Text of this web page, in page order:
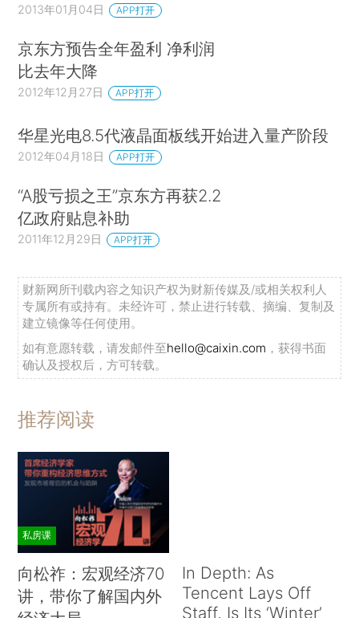
2013年01月04日 APP打开
京东方预告全年盈利 净利润
比去年大降
2012年12月27日 APP打开
华星光电8.5代液晶面板线开始进入量产阶段
2012年04月18日 APP打开
“A股亏损之王”京东方再获2.2
亿政府贴息补助
2011年12月29日 APP打开
财新网所刊载内容之知识产权为财新传媒及/或相关权利人
专属所有或持有。未经许可，禁止进行转载、摘编、复制及
建立镜像等任何使用。
如有意愿转载，请发邮件至hello@caixin.com ，获得书面
确认及授权后，方可转载。
推荐阅读
私房课
向松祚：宏观经济70
讲，带你了解国内外
In Depth: As
Tencent Lays Off
Staff, Is Its ‘Winter’